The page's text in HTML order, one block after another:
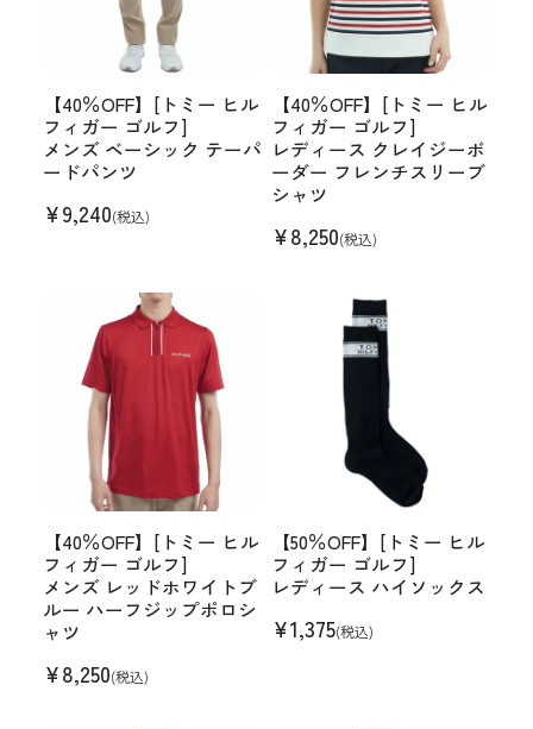
【40％OFF】[トミー ヒル
フィガー ゴルフ]
メンズ ベーシック テーパ
ードパンツ
¥9,240(税込)
【40％OFF】[トミー ヒル
フィガー ゴルフ]
レディース クレイジーボ
ーダー フレンチスリーブ
シャツ
¥8,250(税込)
【40％OFF】[トミー ヒル
フィガー ゴルフ]
メンズ レッドホワイトブ
ルー ハーフジップポロシ
ャツ
¥8,250(税込)
【50％OFF】[トミー ヒル
フィガー ゴルフ]
レディース ハイソックス
¥1,375(税込)